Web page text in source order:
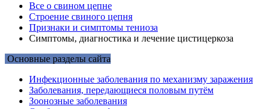
Все о свином цепне
Строение свиного цепня
Признаки и симптомы тениоза
Симптомы, диагностика и лечение цистицеркоза
Основные разделы сайта
Инфекционные заболевания по механизму заражения
Заболевания, передающиеся половым путём
Зоонозные заболевания